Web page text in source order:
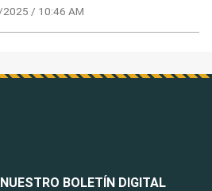
/ 10:46 AM
BOLETÍN DIGITAL